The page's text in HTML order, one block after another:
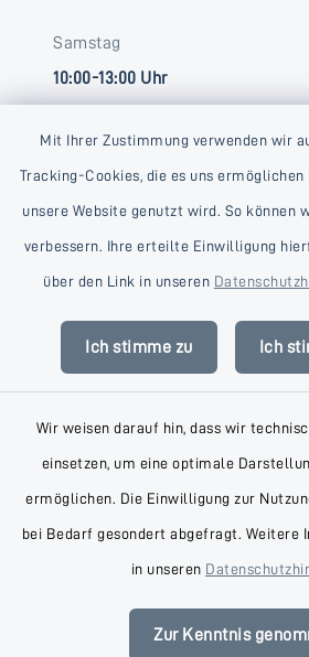
Mit Ihrer Zustimmung verwenden wir
Tracking-Cookies, die es uns ermöglichen
unsere Website genutzt wird. So können
verbessern. Ihre erteilte Einwilligung
über den Link in unseren
Ich stimme zu Ich
Wir weisen darauf hin, dass wir
einsetzen, um eine optimale
ermöglichen. Die Einwilligung zur
bei Bedarf gesondert abgefragt. Weitere
in unseren
Zur Kenntnis
Samstag
10:00-13:00 Uhr
Kontakt
Datenschutz
Impressum
Sitemap